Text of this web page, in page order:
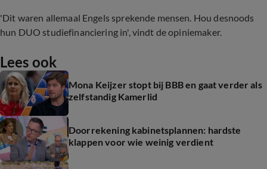
'Dit waren allemaal Engels sprekende mensen. Hou desnoods
hun DUO studiefinanciering in', vindt de opiniemaker.
Lees ook
Mona Keijzer stopt bij BBB en gaat verder als
zelfstandig Kamerlid
Doorrekening kabinetsplannen: hardste
klappen voor wie weinig verdient